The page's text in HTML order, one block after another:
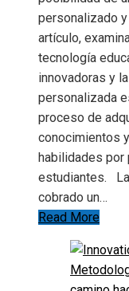
personalizado
artículo,
tecnología
innovadoras y
personalizada
proceso de
conocimientos
habilidades por
estudiantes. La
cobrado un…
Read More